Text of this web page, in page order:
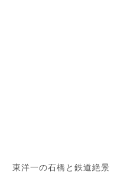
東洋一の石橋と鉄道絶景